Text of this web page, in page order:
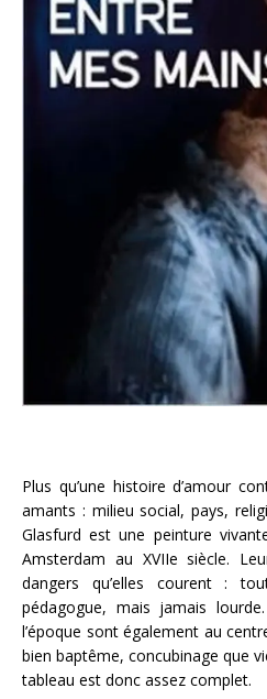
Plus qu’une histoire d’amour
amants : milieu social, pays,
Glasfurd est une peinture
Amsterdam au XVIIe siècle.
dangers qu’elles courent :
pédagogue, mais jamais
l’époque sont également au
bien baptême, concubinage que
tableau est donc assez complet.